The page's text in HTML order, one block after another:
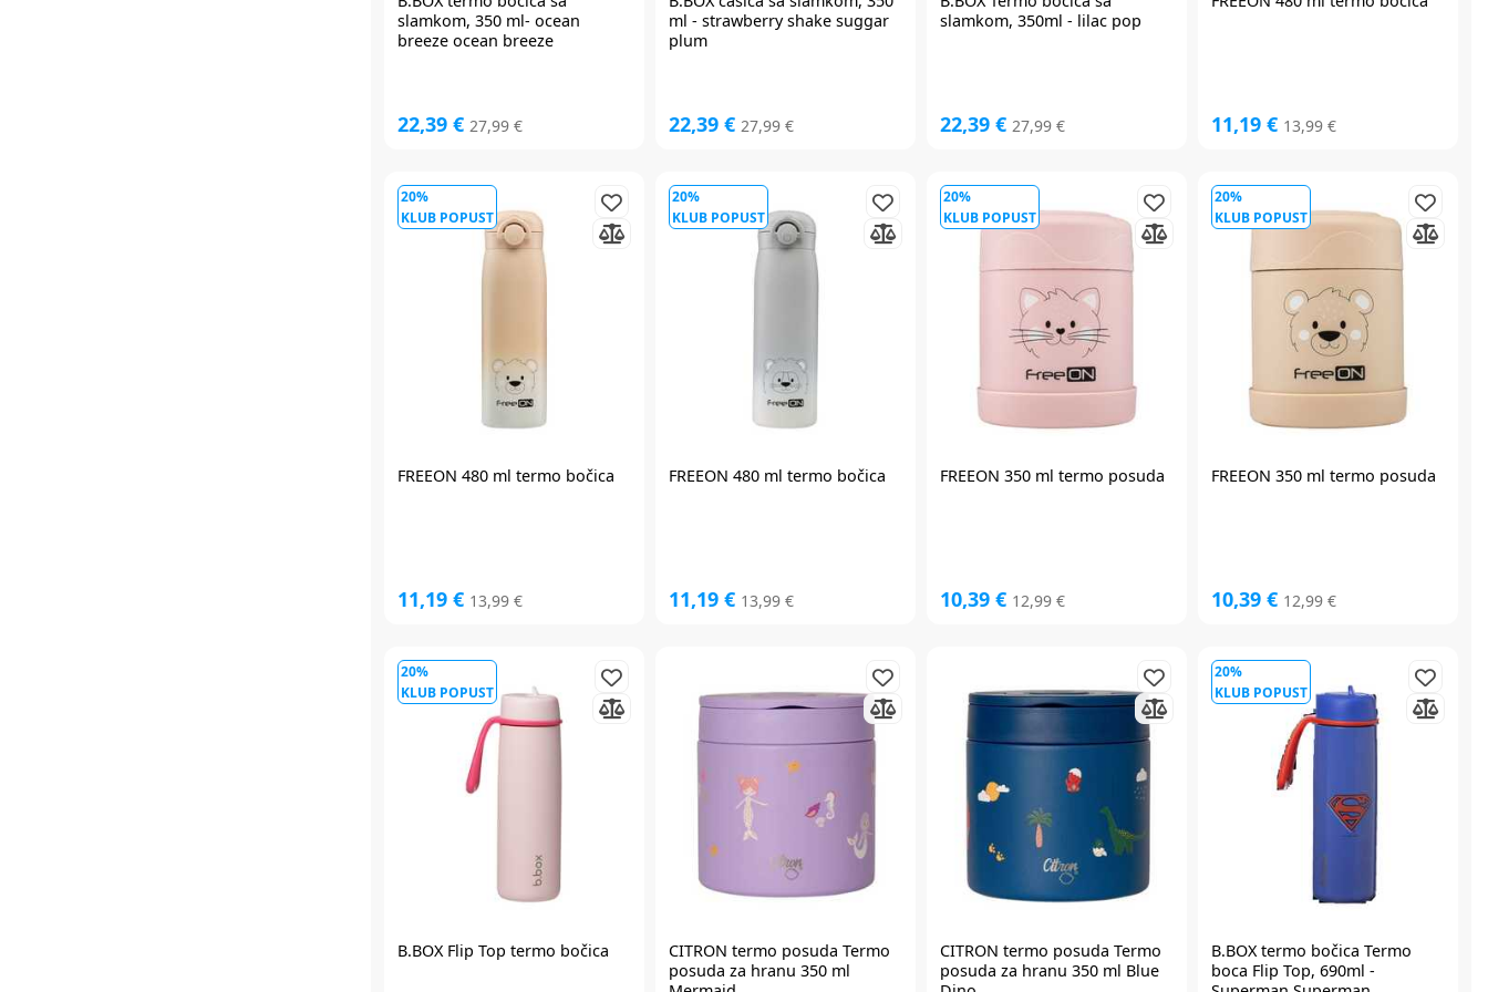
slamkom, 350 ml- ocean
breeze ocean breeze
22,39 € 27,99 €
ml - strawberry shake suggar
plum
22,39 € 27,99 €
slamkom, 350ml - lilac pop
22,39 € 27,99 € 11,19 € 13,99 €
20%
KLUB POPUST
FREEON 480 ml termo bočica
11,19 € 13,99 €
20%
KLUB POPUST
FREEON 480 ml termo bočica
11,19 € 13,99 €
20%
KLUB POPUST
FREEON 350 ml termo posuda
10,39 € 12,99 €
20%
KLUB POPUST
FREEON 350 ml termo posuda
10,39 € 12,99 €
20%
KLUB POPUST
B.BOX Flip Top termo bočica CITRON termo posuda Termo
posuda za hranu 350 ml
CITRON termo posuda Termo
posuda za hranu 350 ml Blue
20%
KLUB POPUST
B.BOXtermo bočica Termo
boca Flip Top, 690ml -